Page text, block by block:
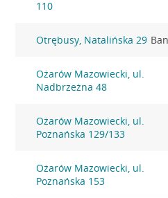
110
Otrębusy, Natalińska 29
Ożarów Mazowiecki, ul.
Nadbrzeżna 48
Ożarów Mazowiecki, ul.
Poznańska 129/133
Ożarów Mazowiecki, ul.
Poznańska 153